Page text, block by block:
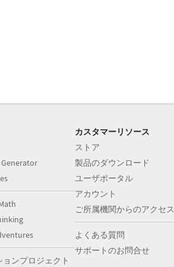
ンプロジェクト
カスタマーリソース
ストア
製品のダウンロード
ユーザポータル
アカウント
ご所属機関からのアクセス
よくある質問
サポートのお問合せ